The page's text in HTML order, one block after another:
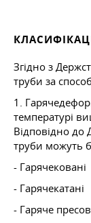
Згідно з
труби за
1.
температурі
Відповідно до
труби можуть
- Гарячековані
- Гарячекатані
- Гаряче